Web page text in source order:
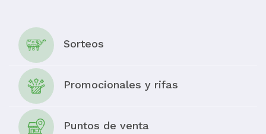
Sorteos
Promocionales y rifas
Puntos de venta